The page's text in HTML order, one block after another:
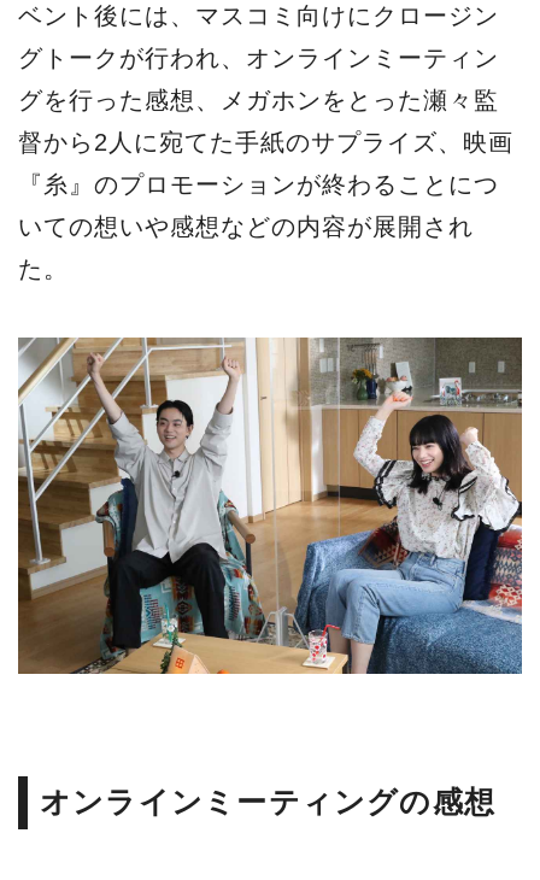
ベント後には、マスコミ向けにクロージン
グトークが行われ、オンラインミーティン
グを行った感想、メガホンをとった瀬々監
督から2人に宛てた手紙のサプライズ、映画
『糸』のプロモーションが終わることにつ
いての想いや感想などの内容が展開され
た。
オンラインミーティングの感想